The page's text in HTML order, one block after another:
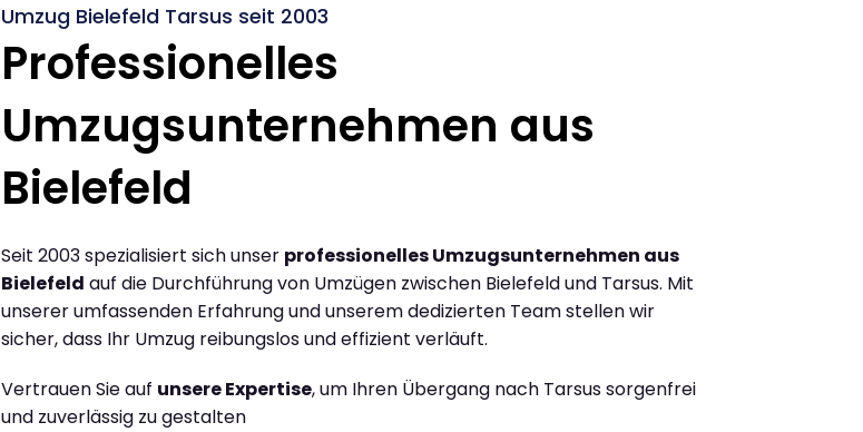
Umzug Bielefeld Tarsus seit 2003
Professionelles
Umzugsunternehmen aus
Bielefeld
Seit 2003 spezialisiert sich unser professionelles Umzugsunternehmen aus
Bielefeld auf die Durchführung von Umzügen zwischen Bielefeld und Tarsus. Mit
unserer umfassenden Erfahrung und unserem dedizierten Team stellen wir
sicher, dass Ihr Umzug reibungslos und effizient verläuft.
Vertrauen Sie auf unsere Expertise, um Ihren Übergang nach Tarsus sorgenfrei
und zuverlässig zu gestalten